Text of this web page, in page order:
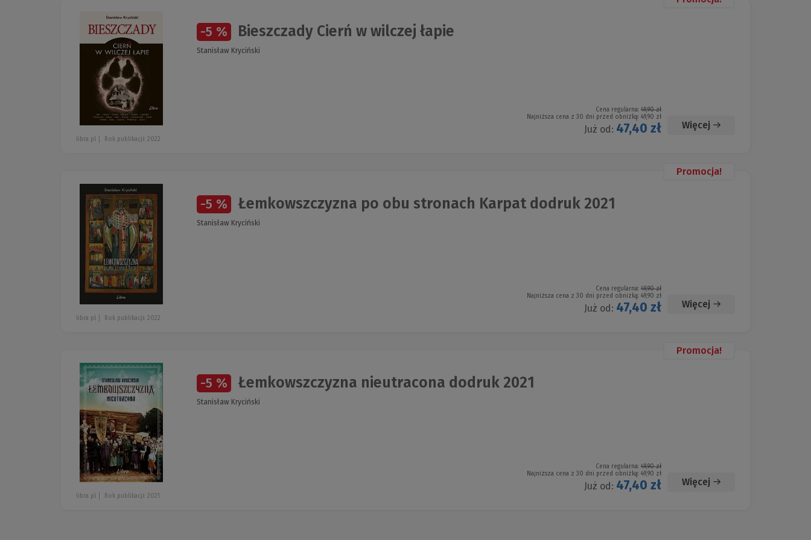
-5 % Bieszczady Cierń w wilczej łapie
Stanisław Kryciński
Cena regularna: 49,90 zł
Najniższa cena z 30 dni przed obniżką: 49,90 zł
Już od: 47,40 zł Więcej
libra pl Rok publikacji: 2022
Promocja!
-5 % Łemkowszczyzna po obu stronach Karpat dodruk 2021
Stanisław Kryciński
Cena regularna: 49,90 zł
Najniższa cena z 30 dni przed obniżką: 49,90 zł
Już od: 47,40 zł Więcej
libra pl Rok publikacji: 2022
Promocja!
-5 % Łemkowszczyzna nieutracona dodruk 2021
Stanisław Kryciński
Cena regularna: 49,90 zł
Najniższa cena z 30 dni przed obniżką: 49,90 zł
Już od: 47,40 zł Więcej
libra pl Rok publikacji: 2021